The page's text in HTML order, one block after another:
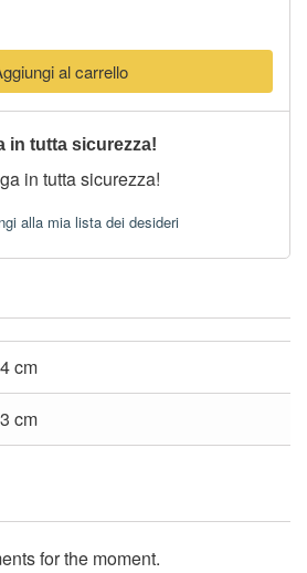
al carrello
in tutta sicurezza!
alla mia lista dei desideri
cm
cm
for the moment.